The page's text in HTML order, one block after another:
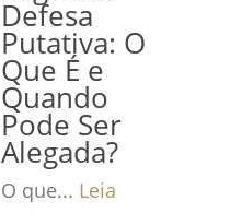
Defesa
Putativa: O
Que É e
Quando
Pode Ser
Alegada?
O que... Leia